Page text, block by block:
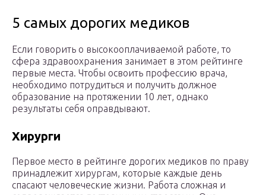
5 самых дорогих медиков
Если говорить о высокооплачиваемой работе, то
сфера здравоохранения занимает в этом рейтинге
первые места. Чтобы освоить профессию врача,
необходимо потрудиться и получить должное
образование на протяжении 10 лет, однако
результаты себя оправдывают.
Хирурги
Первое место в рейтинге дорогих медиков по праву
принадлежит хирургам, которые каждые день
спасают человеческие жизни. Работа сложная и